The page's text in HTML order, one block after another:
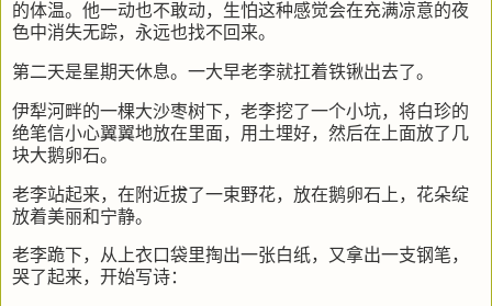
的体温。他一动也不敢动，生怕这种感觉会在充满凉意的夜
色中消失无踪，永远也找不回来。
第二天是星期天休息。一大早老李就扛着铁锹出去了。
伊犁河畔的一棵大沙枣树下，老李挖了一个小坑，将白珍的
绝笔信小心翼翼地放在里面，用土埋好，然后在上面放了几
块大鹅卵石。
老李站起来，在附近拔了一束野花，放在鹅卵石上，花朵绽
放着美丽和宁静。
老李跪下，从上衣口袋里掏出一张白纸，又拿出一支钢笔，
哭了起来，开始写诗：